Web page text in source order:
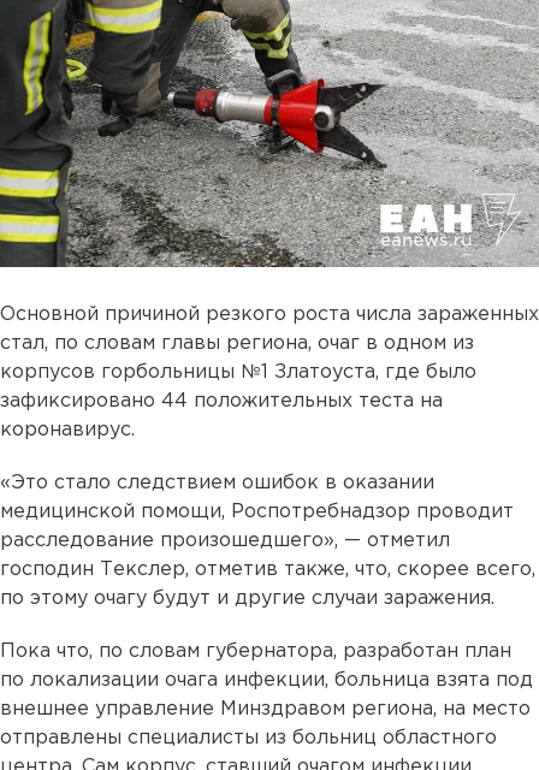
Основной причиной резкого роста числа зараженных
стал, по словам главы региона, очаг в одном из
корпусов горбольницы №1 Златоуста, где было
зафиксировано 44 положительных теста на
коронавирус.
«Это стало следствием ошибок в оказании
медицинской помощи, Роспотребнадзор проводит
расследование произошедшего», — отметил
господин Текслер, отметив также, что, скорее всего,
по этому очагу будут и другие случаи заражения.
Пока что, по словам губернатора, разработан план
по локализации очага инфекции, больница взята под
внешнее управление Минздравом региона, на место
отправлены специалисты из больниц областного